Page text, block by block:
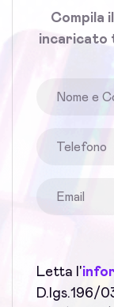
Compila
incaricato
Letta l'
D.lgs.196/